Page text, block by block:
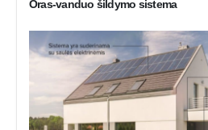
Oras-vanduo šildymo sistema